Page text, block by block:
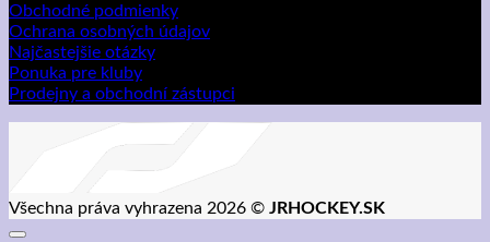
Obchodné podmienky
Ochrana osobných údajov
Najčastejšie otázky
Ponuka pre kluby
Prodejny a obchodní zástupci
Všechna práva vyhrazena 2026 © JRHOCKEY.SK